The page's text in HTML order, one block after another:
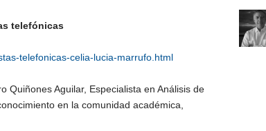
telefónicas
telefonicas-celia-lucia-marrufo.html
Quiñones Aguilar, Especialista en Análisis de
en la comunidad académica,